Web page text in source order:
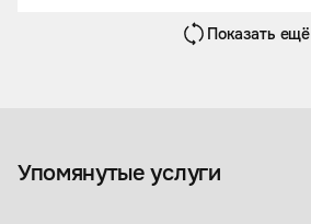
Показать ещё
Упомянутые услуги
Оклейка авто пленкой